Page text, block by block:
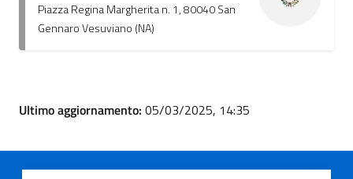
Piazza Regina Margherita n. 1, 80040 San
Gennaro Vesuviano (NA)
Ultimo aggiornamento: 05/03/2025, 14:35